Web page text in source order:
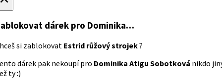
dárek pro Dominika…
si zablokovat Estrid růžový strojek?
dárek pak nekoupí pro Dominika Atigu Sobotková nikdo
ty :)